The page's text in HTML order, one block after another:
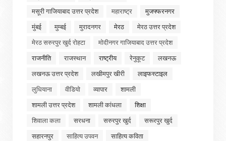
मसूरी गाजियाबाद उत्तर प्रदेश
महाराष्ट्र
मुजफ्फरनगर
मुंबई
मुम्बई मुरादनगर मेरठ
मेरठ उत्तर प्रदेश
मेरठ सरुरपुर खुर्द रोहटा
मोदीनगर गाजियाबाद उत्तर प्रदेश
राजनीति
राजस्थान राष्ट्रीय रेनुकूट
लखनऊ
लखनऊ उत्तर प्रदेश
लखीमपुर खीरी
लाइफस्टाइल
लुधियाना
वीडियो व्यापार
शामली
शामली उत्तर प्रदेश
शामली कांधला
शिक्षा
शिवाला कला
सरधना सरुरपुर खुर्द
सरूरपुर खुर्द
सहारनपुर
साहित्य उपवन
साहित्य कविता